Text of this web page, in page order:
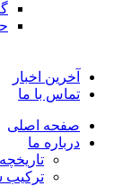
آخرین اخبار
تماس با ما
صفحه اصلی
درباره ما
ترکیب